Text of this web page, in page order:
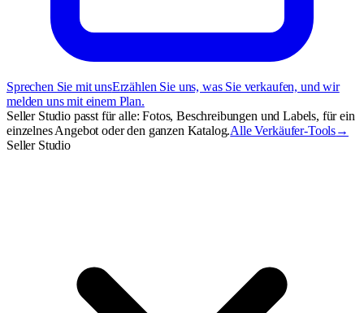
Sprechen Sie mit unsErzählen Sie uns, was Sie verkaufen, und wir
melden uns mit einem Plan.
Seller Studio passt für alle: Fotos, Beschreibungen und Labels, für ein
einzelnes Angebot oder den ganzen Katalog.Alle Verkäufer-Tools→
Seller Studio